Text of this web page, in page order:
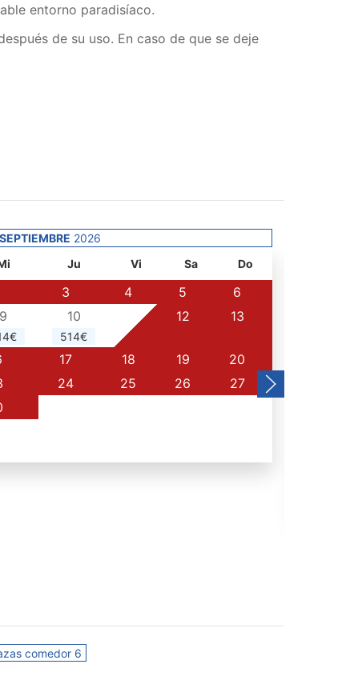
entorno paradisíaco.
de su uso. En caso de que se deje
SEPTIEMBRE 2026
Ju Vi Sa Do
3 4 5
6
9 10
514€
12 13
17 18 19
20
24 25 26
27
comedor 6